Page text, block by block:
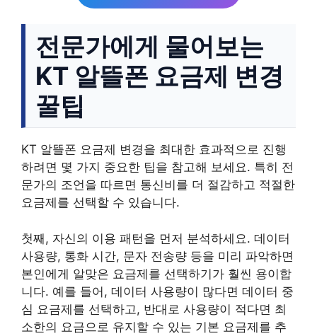
전문가에게 물어보는
KT 알뜰폰 요금제 변경
꿀팁
KT 알뜰폰 요금제 변경을 최대한 효과적으로 진행
하려면 몇 가지 중요한 팁을 참고해 보세요. 특히 전
문가의 조언을 따르면 통신비를 더 절감하고 적절한
요금제를 선택할 수 있습니다.
첫째, 자신의 이용 패턴을 먼저 분석하세요. 데이터
사용량, 통화 시간, 문자 전송량 등을 미리 파악하면
본인에게 알맞은 요금제를 선택하기가 훨씬 용이합
니다. 예를 들어, 데이터 사용량이 많다면 데이터 중
심 요금제를 선택하고, 반대로 사용량이 적다면 최
소한의 요금으로 유지할 수 있는 기본 요금제를 추